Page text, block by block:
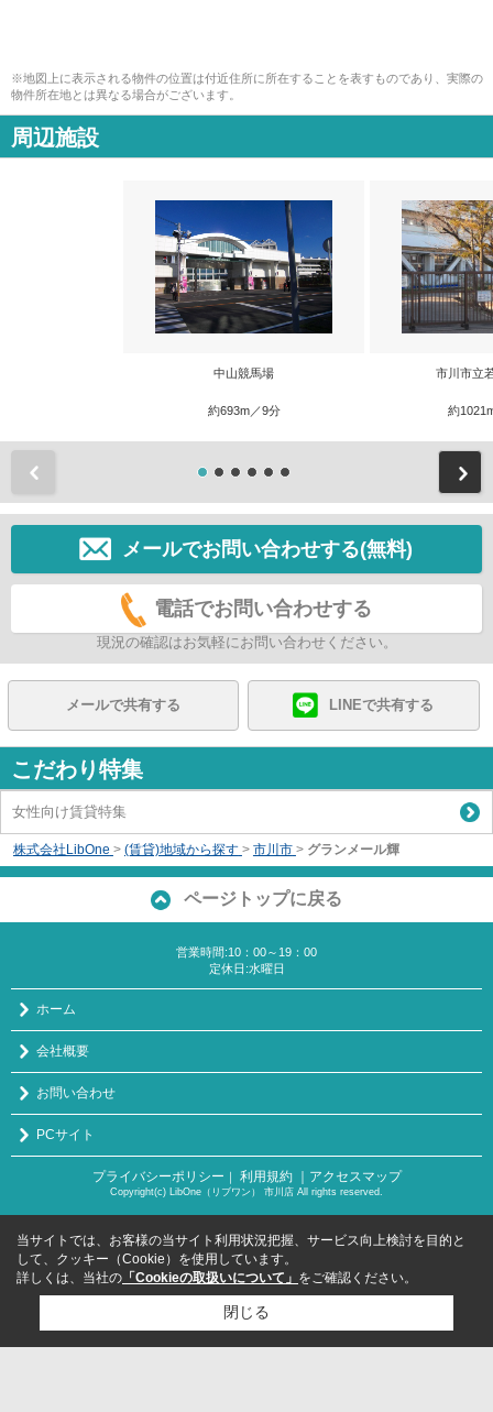
※地図上に表示される物件の位置は付近住所に所在することを表すものであり、実際の
物件所在地とは異なる場合がございます。
周辺施設
中山競馬場
約693m／9分
市川市立
約
メールでお問い合わせする(無料)
電話でお問い合わせする
現況の確認はお気軽にお問い合わせください。
メールで共有する LINEで共有する
こだわり特集
女性向け賃貸特集
株式会社LibOne > (賃貸)地域から探す > 市川市 > グランメール輝
ページトップに戻る
営業時間:10：00～19：00
定休日:水曜日
ホーム
会社概要
お問い合わせ
PCサイト
プライバシーポリシー 利用規約 ｜アクセスマップ
Copyright(c) LibOne（リブワン） 市川店 All rights reserved.
当サイトでは、お客様の当サイト利用状況把握、サービス向上検討を目的と
して、クッキー（Cookie）を使用しています。
詳しくは、当社の 「Cookieの取扱いについて」 をご確認ください。
閉じる